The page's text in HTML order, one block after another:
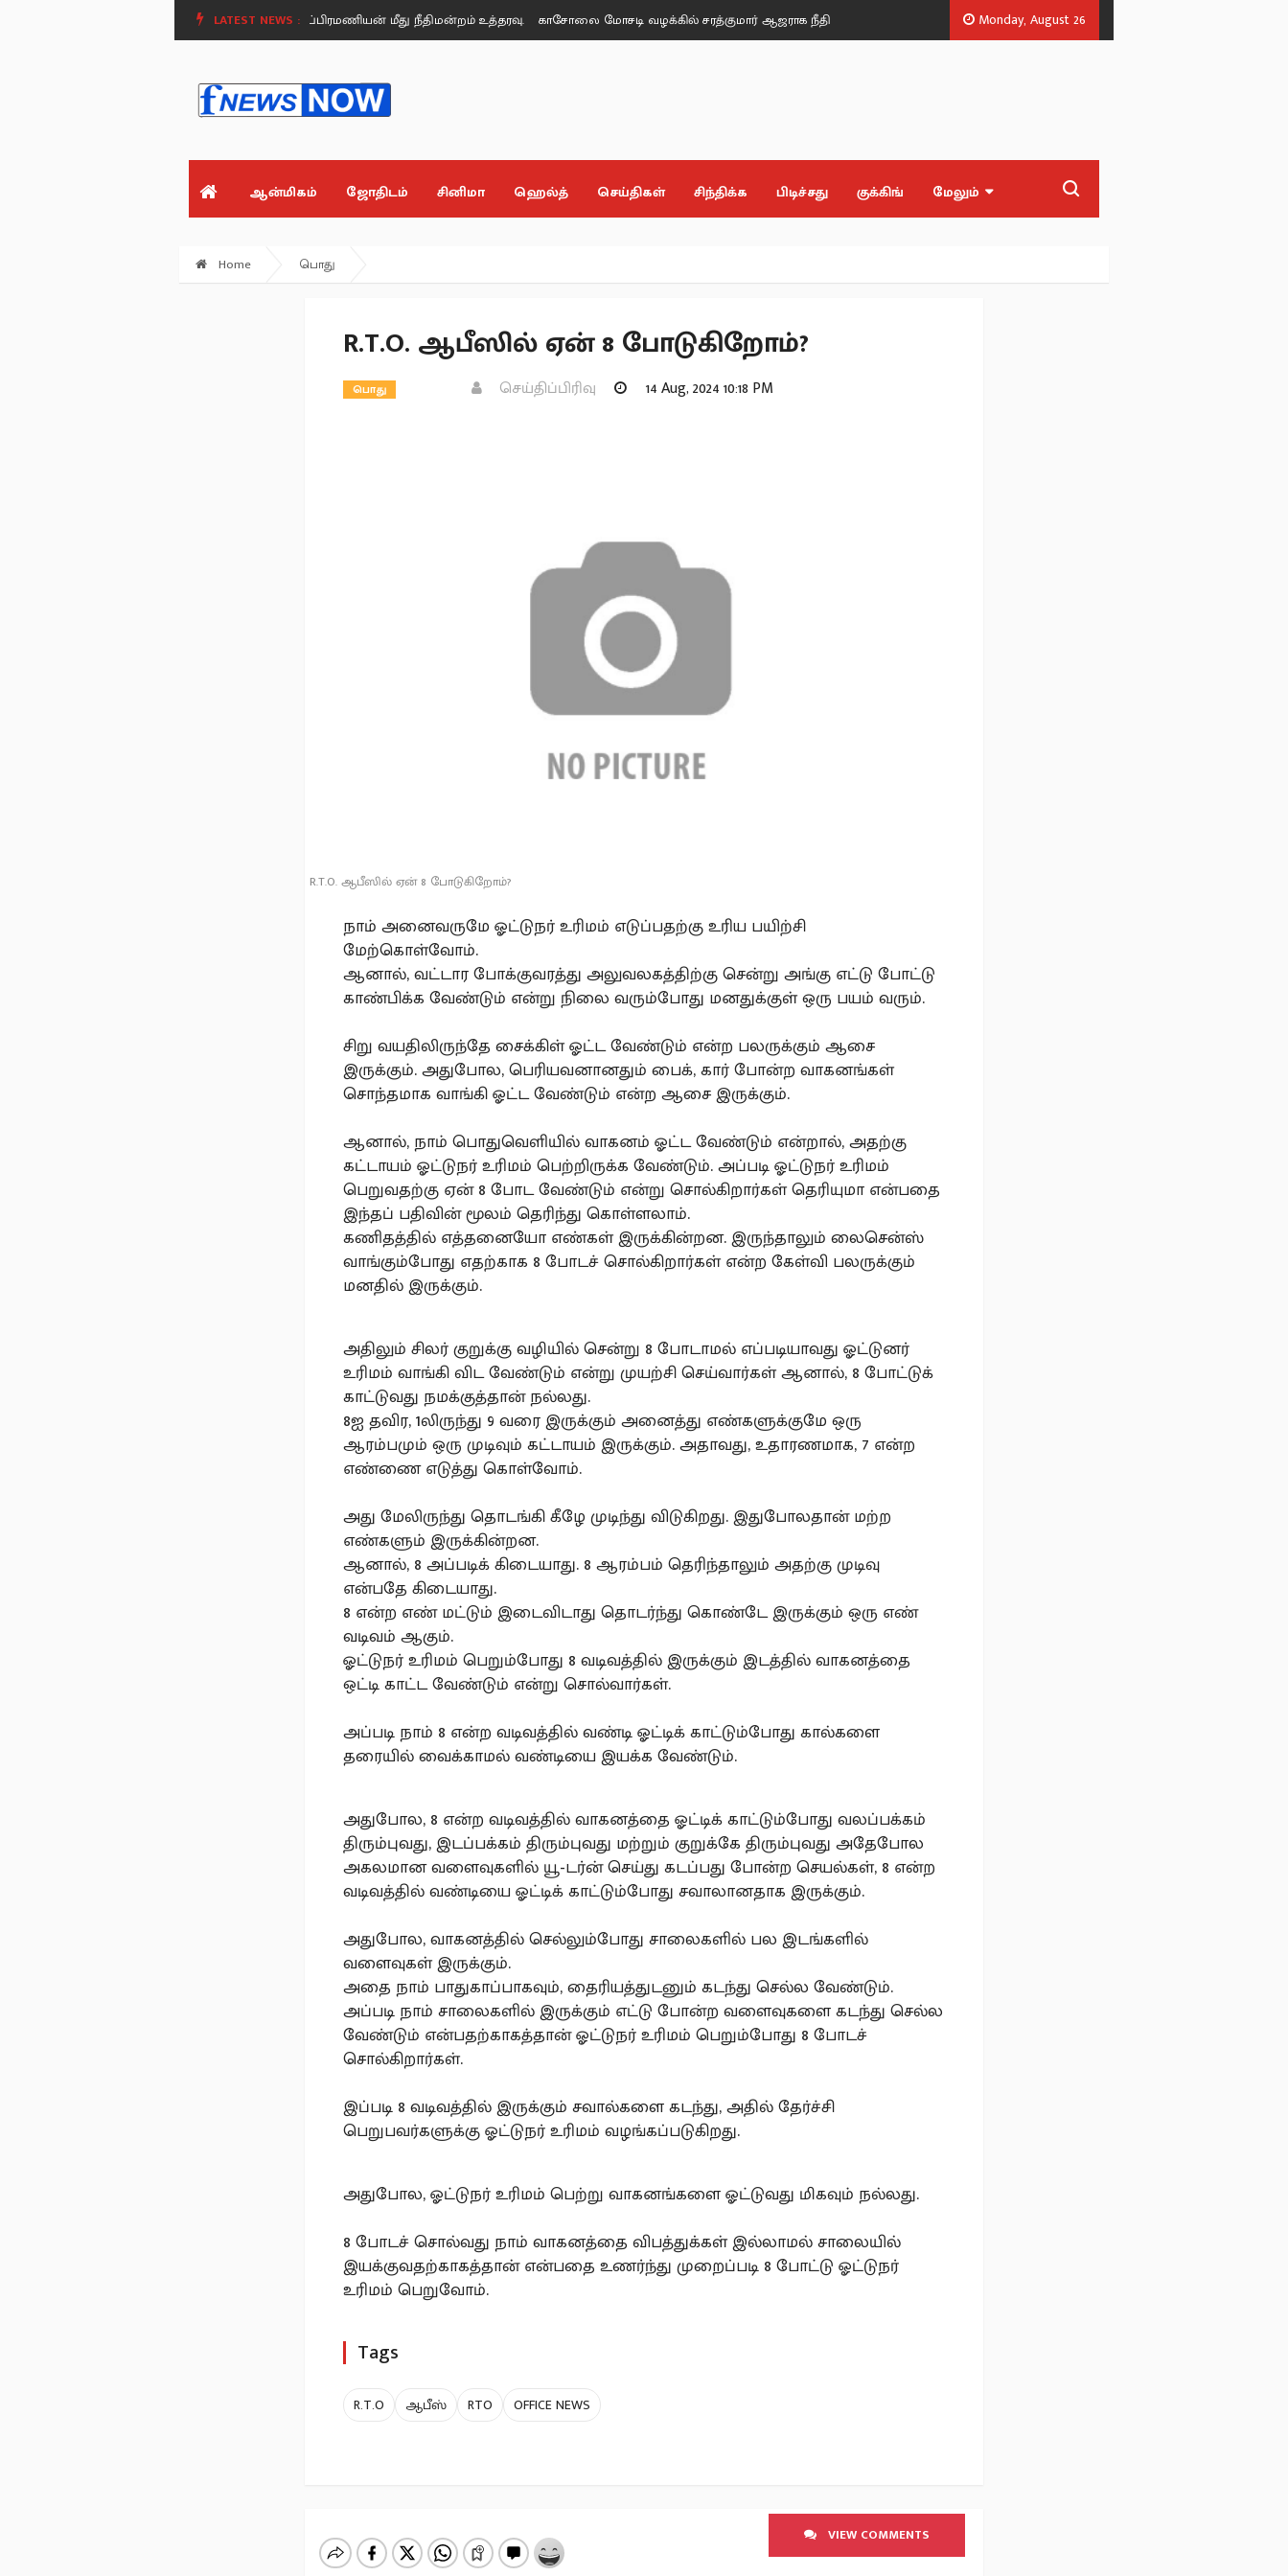
LATEST NEWS :
சிட்கோ நில ஆக்கிரமிப்பு வழக்கு: மா.சுப்பிரமணியன் மீது நீதிமன்றம் உத்தரவு. காசோலை மோசடி வழக்கில் சரத்குமார் ஆஜராக நீதிமன்றம் சம்மன்!. காவலர்களுக்கும் வேலை வாய்ப்பில் முன்னுரிமை -
Monday, August 26
ஆன்மிகம் ஜோதிடம் சினிமா ஹெல்த் செய்திகள் சிந்திக்க பிடிச்சது குக்கிங் மேலும்
Home பொது
R.T.O. ஆபீஸில் ஏன் 8 போடுகிறோம்?
பொது செய்திப்பிரிவு 14 Aug, 2024 10:18 PM
R.T.O. ஆபீஸில் ஏன் 8 போடுகிறோம்?
நாம் அனைவருமே ஓட்டுநர் உரிமம் எடுப்பதற்கு உரிய பயிற்சி
மேற்கொள்வோம்.
ஆனால், வட்டார போக்குவரத்து அலுவலகத்திற்கு சென்று அங்கு எட்டு போட்டு
காண்பிக்க வேண்டும் என்று நிலை வரும்போது மனதுக்குள் ஒரு பயம் வரும்.
சிறு வயதிலிருந்தே சைக்கிள் ஓட்ட வேண்டும் என்ற பலருக்கும் ஆசை
இருக்கும். அதுபோல, பெரியவனானதும் பைக், கார் போன்ற வாகனங்கள்
சொந்தமாக வாங்கி ஓட்ட வேண்டும் என்ற ஆசை இருக்கும்.
ஆனால், நாம் பொதுவெளியில் வாகனம் ஓட்ட வேண்டும் என்றால், அதற்கு
கட்டாயம் ஓட்டுநர் உரிமம் பெற்றிருக்க வேண்டும். அப்படி ஓட்டுநர் உரிமம்
பெறுவதற்கு ஏன் 8 போட வேண்டும் என்று சொல்கிறார்கள் தெரியுமா என்பதை
இந்தப் பதிவின் மூலம் தெரிந்து கொள்ளலாம்.
கணிதத்தில் எத்தனையோ எண்கள் இருக்கின்றன. இருந்தாலும் லைசென்ஸ்
வாங்கும்போது எதற்காக 8 போடச் சொல்கிறார்கள் என்ற கேள்வி பலருக்கும்
மனதில் இருக்கும்.
அதிலும் சிலர் குறுக்கு வழியில் சென்று 8 போடாமல் எப்படியாவது ஓட்டுனர்
உரிமம் வாங்கி விட வேண்டும் என்று முயற்சி செய்வார்கள் ஆனால், 8 போட்டுக்
காட்டுவது நமக்குத்தான் நல்லது.
8ஐ தவிர, 1லிருந்து 9 வரை இருக்கும் அனைத்து எண்களுக்குமே ஒரு
ஆரம்பமும் ஒரு முடிவும் கட்டாயம் இருக்கும். அதாவது, உதாரணமாக, 7 என்ற
எண்ணை எடுத்து கொள்வோம்.
அது மேலிருந்து தொடங்கி கீழே முடிந்து விடுகிறது. இதுபோலதான் மற்ற
எண்களும் இருக்கின்றன.
ஆனால், 8 அப்படிக் கிடையாது. 8 ஆரம்பம் தெரிந்தாலும் அதற்கு முடிவு
என்பதே கிடையாது.
8 என்ற எண் மட்டும் இடைவிடாது தொடர்ந்து கொண்டே இருக்கும் ஒரு எண்
வடிவம் ஆகும்.
ஓட்டுநர் உரிமம் பெறும்போது 8 வடிவத்தில் இருக்கும் இடத்தில் வாகனத்தை
ஒட்டி காட்ட வேண்டும் என்று சொல்வார்கள்.
அப்படி நாம் 8 என்ற வடிவத்தில் வண்டி ஓட்டிக் காட்டும்போது கால்களை
தரையில் வைக்காமல் வண்டியை இயக்க வேண்டும்.
அதுபோல, 8 என்ற வடிவத்தில் வாகனத்தை ஓட்டிக் காட்டும்போது வலப்பக்கம்
திரும்புவது, இடப்பக்கம் திரும்புவது மற்றும் குறுக்கே திரும்புவது அதேபோல
அகலமான வளைவுகளில் யூ-டர்ன் செய்து கடப்பது போன்ற செயல்கள், 8 என்ற
வடிவத்தில் வண்டியை ஓட்டிக் காட்டும்போது சவாலானதாக இருக்கும்.
அதுபோல, வாகனத்தில் செல்லும்போது சாலைகளில் பல இடங்களில்
வளைவுகள் இருக்கும்.
அதை நாம் பாதுகாப்பாகவும், தைரியத்துடனும் கடந்து செல்ல வேண்டும்.
அப்படி நாம் சாலைகளில் இருக்கும் எட்டு போன்ற வளைவுகளை கடந்து செல்ல
வேண்டும் என்பதற்காகத்தான் ஓட்டுநர் உரிமம் பெறும்போது 8 போடச்
சொல்கிறார்கள்.
இப்படி 8 வடிவத்தில் இருக்கும் சவால்களை கடந்து, அதில் தேர்ச்சி
பெறுபவர்களுக்கு ஓட்டுநர் உரிமம் வழங்கப்படுகிறது.
அதுபோல, ஓட்டுநர் உரிமம் பெற்று வாகனங்களை ஓட்டுவது மிகவும் நல்லது.
8 போடச் சொல்வது நாம் வாகனத்தை விபத்துக்கள் இல்லாமல் சாலையில்
இயக்குவதற்காகத்தான் என்பதை உணர்ந்து முறைப்படி 8 போட்டு ஓட்டுநர்
உரிமம் பெறுவோம்.
Tags
R.T.O ஆபீஸ் RTO OFFICE NEWS
VIEW COMMENTS